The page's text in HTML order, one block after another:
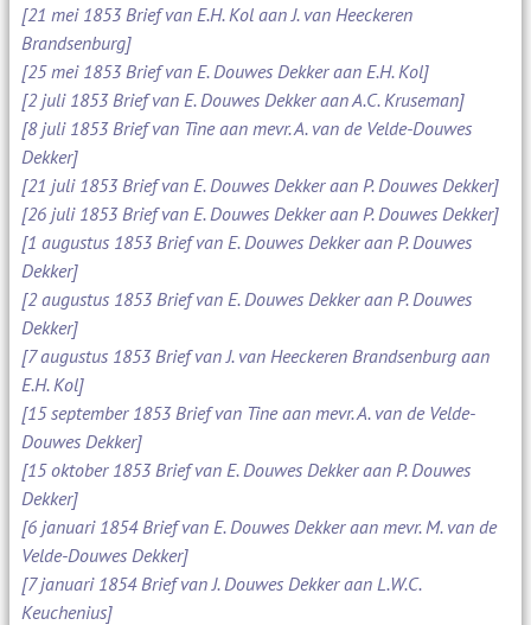
[21 mei 1853 Brief van E.H. Kol aan J. van Heeckeren
Brandsenburg]
[25 mei 1853 Brief van E. Douwes Dekker aan E.H. Kol]
[2 juli 1853 Brief van E. Douwes Dekker aan A.C. Kruseman]
[8 juli 1853 Brief van Tine aan mevr. A. van de Velde-Douwes
Dekker]
[21 juli 1853 Brief van E. Douwes Dekker aan P. Douwes Dekker]
[26 juli 1853 Brief van E. Douwes Dekker aan P. Douwes Dekker]
[1 augustus 1853 Brief van E. Douwes Dekker aan P. Douwes
Dekker]
[2 augustus 1853 Brief van E. Douwes Dekker aan P. Douwes
Dekker]
[7 augustus 1853 Brief van J. van Heeckeren Brandsenburg aan
E.H. Kol]
[15 september 1853 Brief van Tine aan mevr. A. van de Velde-
Douwes Dekker]
[15 oktober 1853 Brief van E. Douwes Dekker aan P. Douwes
Dekker]
[6 januari 1854 Brief van E. Douwes Dekker aan mevr. M. van de
Velde-Douwes Dekker]
[7 januari 1854 Brief van J. Douwes Dekker aan L.W.C.
Keuchenius]